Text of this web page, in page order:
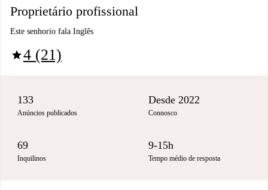
Proprietário profissional
Este senhorio fala Inglês
star4 (21)
133
Anúncios publicados
Desde 2022
Connosco
69
Inquilinos
9-15h
Tempo médio de resposta